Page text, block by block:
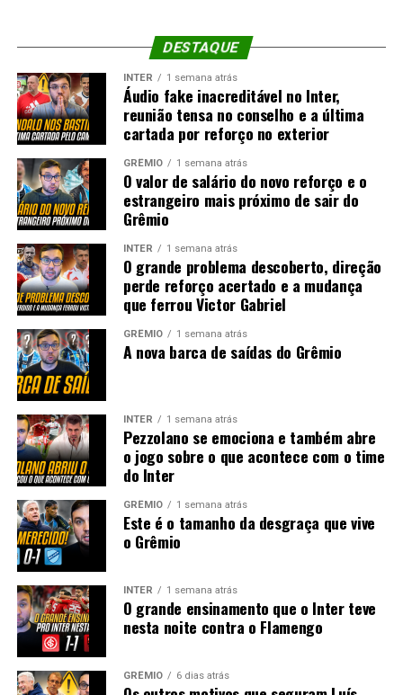
DESTAQUE
INTER 1 semana atrás
Áudio fake inacreditável no Inter,
reunião tensa no conselho e a última
cartada por reforço no exterior
GRÊMIO 1 semana atrás
O valor de salário do novo reforço e o
estrangeiro mais próximo de sair do
Grêmio
INTER 1 semana atrás
O grande problema descoberto, direção
perde reforço acertado e a mudança
que ferrou Victor Gabriel
GRÊMIO 1 semana atrás
A nova barca de saídas do Grêmio
INTER 1 semana atrás
Pezzolano se emociona e também abre
o jogo sobre o que acontece com o time
do Inter
GRÊMIO 1 semana atrás
Este é o tamanho da desgraça que vive
o Grêmio
INTER 1 semana atrás
O grande ensinamento que o Inter teve
nesta noite contra o Flamengo
GRÊMIO 6 dias atrás